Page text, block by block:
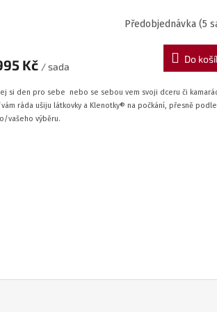
Předobjednávka(5
Kč / sada
Do
si den pro sebe nebo se sebou vem svoji dceru či
ráda ušiju látkovky a Klenotky® na počkání, přesně podle
vašeho výběru.